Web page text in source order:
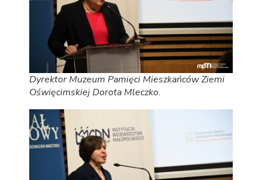
Dyrektor Muzeum Pamięci Mieszkańców Ziemi
Oświęcimskiej Dorota Mleczko.